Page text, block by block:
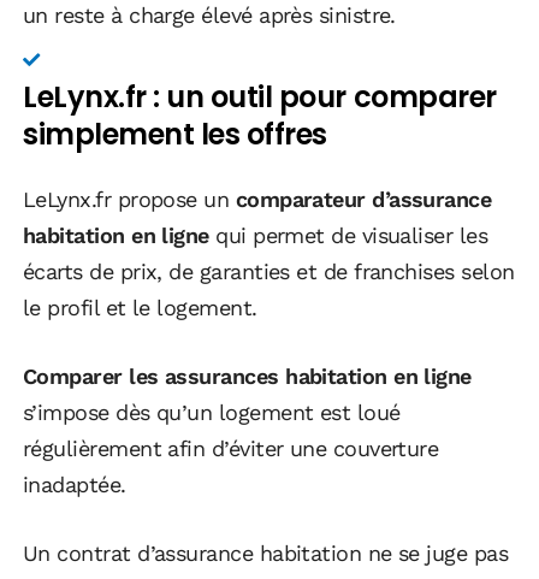
un reste à charge élevé après sinistre.
LeLynx.fr : un outil pour comparer
simplement les offres
LeLynx.fr propose un comparateur d’assurance
habitation en ligne qui permet de visualiser les
écarts de prix, de garanties et de franchises selon
le profil et le logement.
Comparer les assurances habitation en ligne
s’impose dès qu’un logement est loué
régulièrement afin d’éviter une couverture
inadaptée.
Un contrat d’assurance habitation ne se juge pas